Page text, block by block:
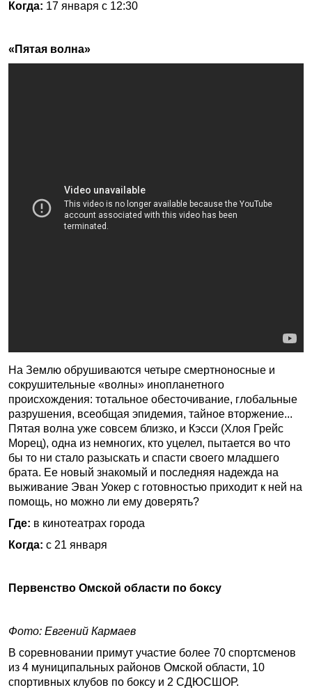
Когда: 17 января с 12:30
«Пятая волна»
На Землю обрушиваются четыре смертноносные и
сокрушительные «волны» инопланетного
происхождения: тотальное обесточивание, глобальные
разрушения, всеобщая эпидемия, тайное вторжение...
Пятая волна уже совсем близко, и Кэсси (Хлоя Грейс
Морец), одна из немногих, кто уцелел, пытается во что
бы то ни стало разыскать и спасти своего младшего
брата. Ее новый знакомый и последняя надежда на
выживание Эван Уокер с готовностью приходит к ней на
помощь, но можно ли ему доверять?
Где: в кинотеатрах города
Когда: с 21 января
Первенство Омской области по боксу
Фото: Евгений Кармаев
В соревновании примут участие более 70 спортсменов
из 4 муниципальных районов Омской области, 10
спортивных клубов по боксу и 2 СДЮСШОР.